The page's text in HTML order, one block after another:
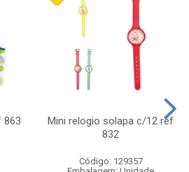
863
Mini relogio solapa c/12 ref
832
Código: 129357